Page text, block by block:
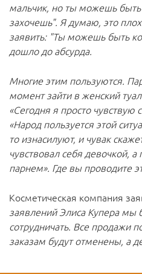
мальчик, но ты можешь
захочешь". Я думаю, это
заявить: "Ты можешь быть
дошло до абсурда.
Многие этим пользуются.
момент зайти в женский
«Сегодня я просто чувствую
«Народ пользуется этой
то изнасилуют, и чувак
чувствовал себя девочкой,
парнем». Где вы проводите
Косметическая компания
заявлений Элиса Купера
сотрудничать. Все продажи
заказам будут отменены, а